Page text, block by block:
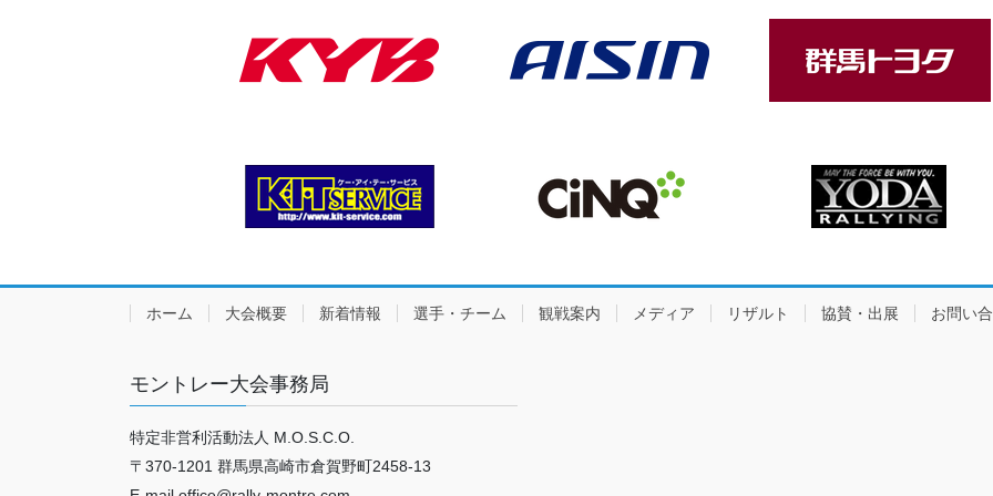
ホーム 大会概要 新着情報 選手・チーム 観戦案内 メディア リザルト 協賛・出展 お問い
モントレー大会事務局
特定非営利活動法人 M.O.S.C.O.
〒370-1201 群馬県高崎市倉賀野町2458-13